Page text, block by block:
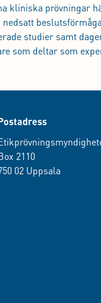
kliniska prövningar
studier samt
som deltar som
2110
02 Uppsala